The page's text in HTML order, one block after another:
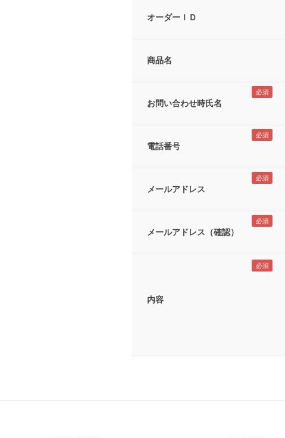
オーダーＩＤ
商品名
お問い合わせ時氏名
電話番号
メールアドレス
メールアドレス（確認）
内容